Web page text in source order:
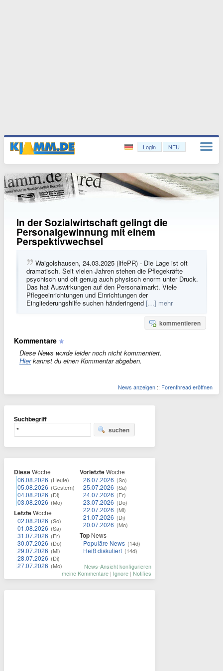
Login NEU
In der Sozialwirtschaft gelingt die
Personalgewinnung mit einem
Perspektivwechsel
Waigolshausen, 24.03.2025 (lifePR) - Die Lage ist oft
dramatisch. Seit vielen Jahren stehen die Pflegekräfte
psychisch und oft genug auch physisch enorm unter Druck.
Das hat Auswirkungen auf den Personalmarkt. Viele
Pflegeeinrichtungen und Einrichtungen der
Eingliederungshilfe suchen händeringend […] mehr
kommentieren
Kommentare
Diese News wurde leider noch nicht kommentiert.
Hierkannst du einen Kommentar abgeben.
News anzeigen :: Forenthread eröffnen
Suchbegriff
suchen
DieseWoche
06.08.2026 (Heute)
05.08.2026 (Gestern)
04.08.2026 (Di)
03.08.2026 (Mo)
LetzteWoche
02.08.2026 (So)
01.08.2026 (Sa)
31.07.2026 (Fr)
30.07.2026 (Do)
29.07.2026 (Mi)
28.07.2026 (Di)
27.07.2026 (Mo)
VorletzteWoche
26.07.2026 (So)
25.07.2026 (Sa)
24.07.2026 (Fr)
23.07.2026 (Do)
22.07.2026 (Mi)
21.07.2026 (Di)
20.07.2026 (Mo)
Top News
Populäre News (14d)
Heiß diskutiert (14d)
News-Ansicht konfigurieren
meine Kommentare | Ignore | Notifies